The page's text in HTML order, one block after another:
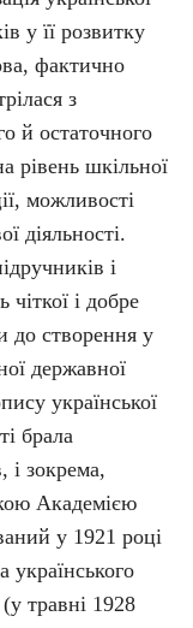
у її розвитку
фактично
з
й остаточного
рівень шкільної
можливості
діяльності.
і
чіткої і добре
до створення у
державної
української
брала
і зокрема,
Академією
у 1921 році
українського
травні 1928